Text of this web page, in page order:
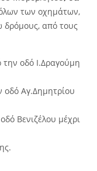
των οχημάτων,
δρόμους, από τους
οδό Ι.Δραγούμη
οδό Αγ.Δημητρίου
Βενιζέλου μέχρι